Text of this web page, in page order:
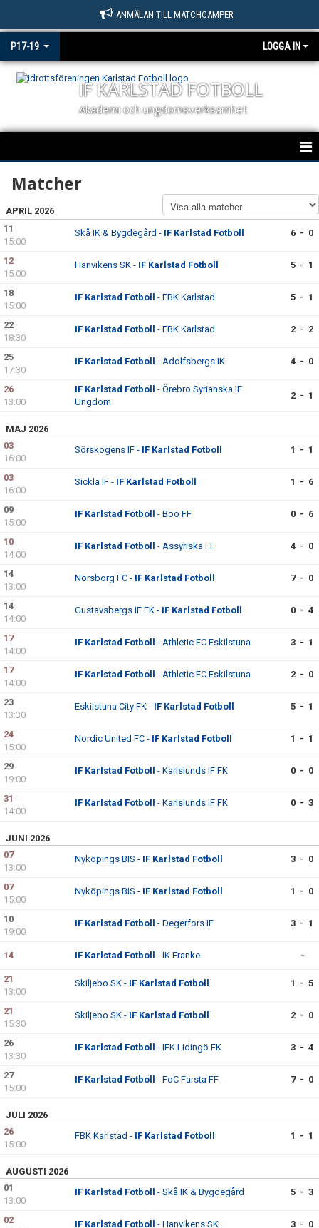
ANMÄLAN TILL MATCHCAMPER
P17-19 LOGGA IN
IF KARLSTAD FOTBOLL
Akademi och ungdomsverksamhet
IF KARLSTAD FOTBOLL P17 / P19
NYHETER
KALENDER
MATCHER P17 & P19
TRUPPEN
KONTAKT
TABELL OCH RESULTAT P17 DIV 1
TABELL OCH RESULTAT P19 DIV 1
Matcher
APRIL 2026
11
15:00
Skå IK & Bygdegård - IF Karlstad Fotboll 6 - 0
12
15:00
Hanvikens SK - IF Karlstad Fotboll 5 - 1
18
15:00
IF Karlstad Fotboll - FBK Karlstad 5 - 1
22
18:30
IF Karlstad Fotboll - FBK Karlstad 2 - 2
25
17:30
IF Karlstad Fotboll - Adolfsbergs IK 4 - 0
26
13:00
IF Karlstad Fotboll
- Örebro Syrianska IF
Ungdom
2 - 1
MAJ 2026
03
16:00
Sörskogens IF - IF Karlstad Fotboll 1 - 1
03
16:00
Sickla IF - IF Karlstad Fotboll 1 - 6
09
15:00
IF Karlstad Fotboll - Boo FF 0 - 6
10
14:00
IF Karlstad Fotboll - Assyriska FF 4 - 0
14
13:00
Norsborg FC - IF Karlstad Fotboll 7 - 0
14
14:00
Gustavsbergs IF FK - IF Karlstad Fotboll 0 - 4
17
14:00
IF Karlstad Fotboll - Athletic FC Eskilstuna 3 - 1
17
14:00
IF Karlstad Fotboll - Athletic FC Eskilstuna 2 - 0
23
13:30
Eskilstuna City FK - IF Karlstad Fotboll 5 - 1
24
15:00
Nordic United FC - IF Karlstad Fotboll 1 - 1
29
19:00
IF Karlstad Fotboll - Karlslunds IF FK 0 - 0
31
14:00
IF Karlstad Fotboll - Karlslunds IF FK 0 - 3
JUNI 2026
07
13:00
Nyköpings BIS - IF Karlstad Fotboll 3 - 0
07
15:00
Nyköpings BIS - IF Karlstad Fotboll 1 - 0
10
19:00
IF Karlstad Fotboll - Degerfors IF 3 - 1
14 IF Karlstad Fotboll - IK Franke -
21
13:00
Skiljebo SK - IF Karlstad Fotboll 1 - 5
21
15:30
Skiljebo SK - IF Karlstad Fotboll 2 - 0
26
13:30
IF Karlstad Fotboll - IFK Lidingö FK 3 - 4
27
15:00
IF Karlstad Fotboll - FoC Farsta FF 7 - 0
JULI 2026
26
15:00
FBK Karlstad - IF Karlstad Fotboll 1 - 1
AUGUSTI 2026
01
13:00
IF Karlstad Fotboll - Skå IK & Bygdegård 5 - 3
02
IF Karlstad Fotboll - Hanvikens SK 3 - 0